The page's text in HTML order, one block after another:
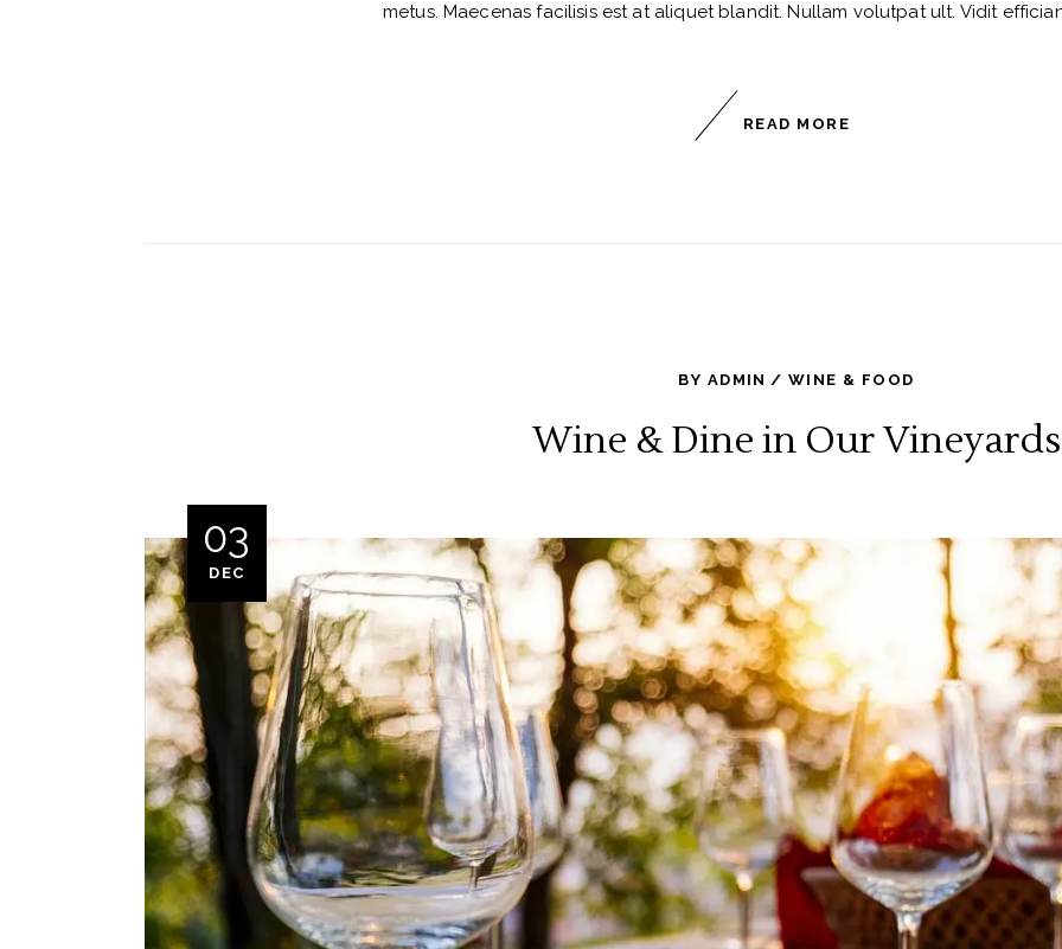
metus. Maecenas facilisis est at aliquet blandit. Nullam volutpat ult. Vidit
READ MORE
BY ADMIN WINE & FOOD
Wine & Dine in Our Vineyards
03
DEC